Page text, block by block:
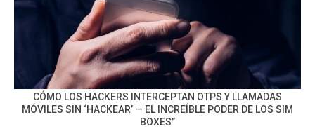
CÓMO LOS HACKERS INTERCEPTAN OTPS Y LLAMADAS
MÓVILES SIN ‘HACKEAR’ — EL INCREÍBLE PODER DE LOS SIM
BOXES”